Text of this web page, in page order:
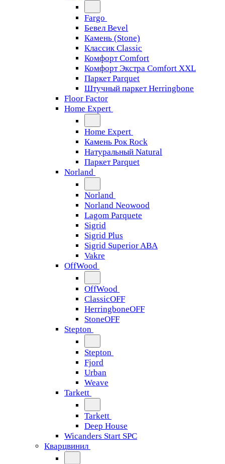
Fargo
Бевел Bevel
Камень (Stone)
Классик Classic
Комфорт Comfort
Комфорт Экстра Comfort XXL
Паркет Parquet
Штучный паркет Herringbone
Floor Factor
Home Expert
Home Expert
Камень Рок Rock
Натуральный Natural
Паркет Parquet
Norland
Norland
Norland Neowood
Lagom Parquete
Sigrid
Sigrid Plus
Sigrid Superior ABA
Vakre
OffWood
OffWood
ClassicOFF
HerringboneOFF
StoneOFF
Stepton
Stepton
Fjord
Urban
Weave
Tarkett
Tarkett
Deep House
Wicanders Start SPC
Кварцвинил